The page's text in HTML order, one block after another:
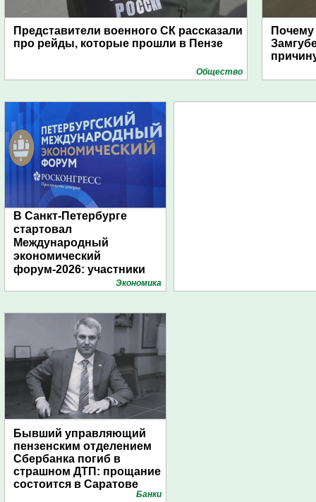
Представители военного СК рассказали
про рейды, которые прошли в Пензе
Общество
В Санкт-Петербурге
стартовал
Международный
экономический
форум-2026: участники
подготовили креативные
Экономика
Бывший управляющий
пензенским отделением
Сбербанка погиб в
страшном ДТП: прощание
состоится в Саратове
Банки